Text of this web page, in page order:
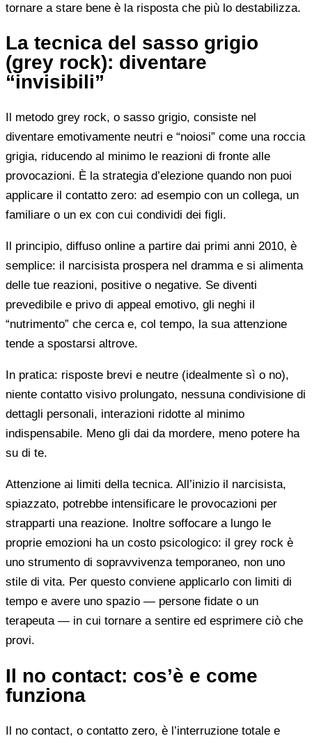
tornare a stare bene è la risposta che più lo destabilizza.
La tecnica del sasso grigio
(grey rock): diventare
“invisibili”
Il metodo grey rock, o sasso grigio, consiste nel
diventare emotivamente neutri e “noiosi” come una roccia
grigia, riducendo al minimo le reazioni di fronte alle
provocazioni. È la strategia d’elezione quando non puoi
applicare il contatto zero: ad esempio con un collega, un
familiare o un ex con cui condividi dei figli.
Il principio, diffuso online a partire dai primi anni 2010, è
semplice: il narcisista prospera nel dramma e si alimenta
delle tue reazioni, positive o negative. Se diventi
prevedibile e privo di appeal emotivo, gli neghi il
“nutrimento” che cerca e, col tempo, la sua attenzione
tende a spostarsi altrove.
In pratica: risposte brevi e neutre (idealmente sì o no),
niente contatto visivo prolungato, nessuna condivisione di
dettagli personali, interazioni ridotte al minimo
indispensabile. Meno gli dai da mordere, meno potere ha
su di te.
Attenzione ai limiti della tecnica. All’inizio il narcisista,
spiazzato, potrebbe intensificare le provocazioni per
strapparti una reazione. Inoltre soffocare a lungo le
proprie emozioni ha un costo psicologico: il grey rock è
uno strumento di sopravvivenza temporaneo, non uno
stile di vita. Per questo conviene applicarlo con limiti di
tempo e avere uno spazio — persone fidate o un
terapeuta — in cui tornare a sentire ed esprimere ciò che
provi.
Il no contact: cos’è e come
funziona
Il no contact, o contatto zero, è l’interruzione totale e